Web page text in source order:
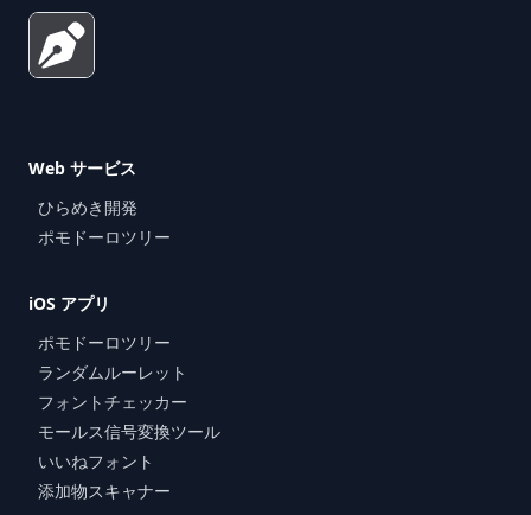
Web サービス
ひらめき開発
ポモドーロツリー
iOS アプリ
ポモドーロツリー
ランダムルーレット
フォントチェッカー
モールス信号変換ツール
いいねフォント
添加物スキャナー